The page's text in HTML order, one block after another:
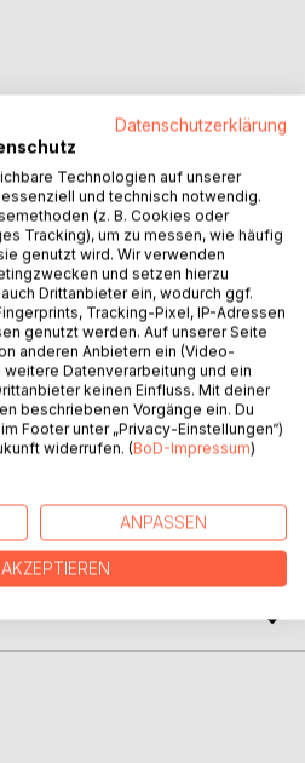
älterer Herr, trifft auf
jüngere Frau. Zwei
vor einer neuen Liebe haben.
vor Jan auftut, heißt
Hürde heißt "Angst vor
Datenschutzerklärung
Technologien auf unserer
und technisch notwendig.
(z. B. Cookies oder
Tracking), um zu messen, wie häufig
genutzt wird. Wir verwenden
und setzen hierzu
Drittanbieter ein, wodurch ggf.
Tracking-Pixel, IP-Adressen
genutzt werden. Auf unserer Seite
anderen Anbietern ein (Video-
Datenverarbeitung und ein
keinen Einfluss. Mit deiner
beschriebenen Vorgänge ein. Du
Footer unter „Privacy-Einstellungen“)
widerrufen. (BoD-Impressum)
ANPASSEN